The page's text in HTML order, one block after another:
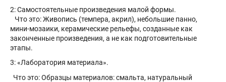
2: Самостоятельные произведения малой формы.
Что это: Живопись (темпера, акрил), небольшие панно,
мини-мозаики, керамические рельефы, созданные как
законченные произведения, а не как подготовительные
этапы.
3: «Лаборатория материала».
Что это: Образцы материалов: смальта, натуральный